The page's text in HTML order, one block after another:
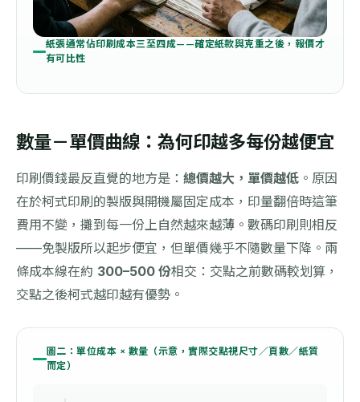
紙張通常佔印刷成本三至四成——確定紙款與克重之後，報價才
有可比性
數量－單價曲線：為何印越多每份越便宜
印刷價錢最反直覺的地方是： 總價越大，單價越低 。原因
在於柯式印刷的製版與開機屬固定成本，印量翻倍時這筆
費用不變，攤到每一份上自然越來越薄。數碼印刷則相反
——免製版所以起步便宜，但單價幾乎不隨數量下降。兩
條成本線在約 300–500 份相交：交點之前數碼較划算，
交點之後柯式越印越有優勢。
圖二：單位成本 × 數量（示意，實際交點視尺寸／頁數／紙質
而定）